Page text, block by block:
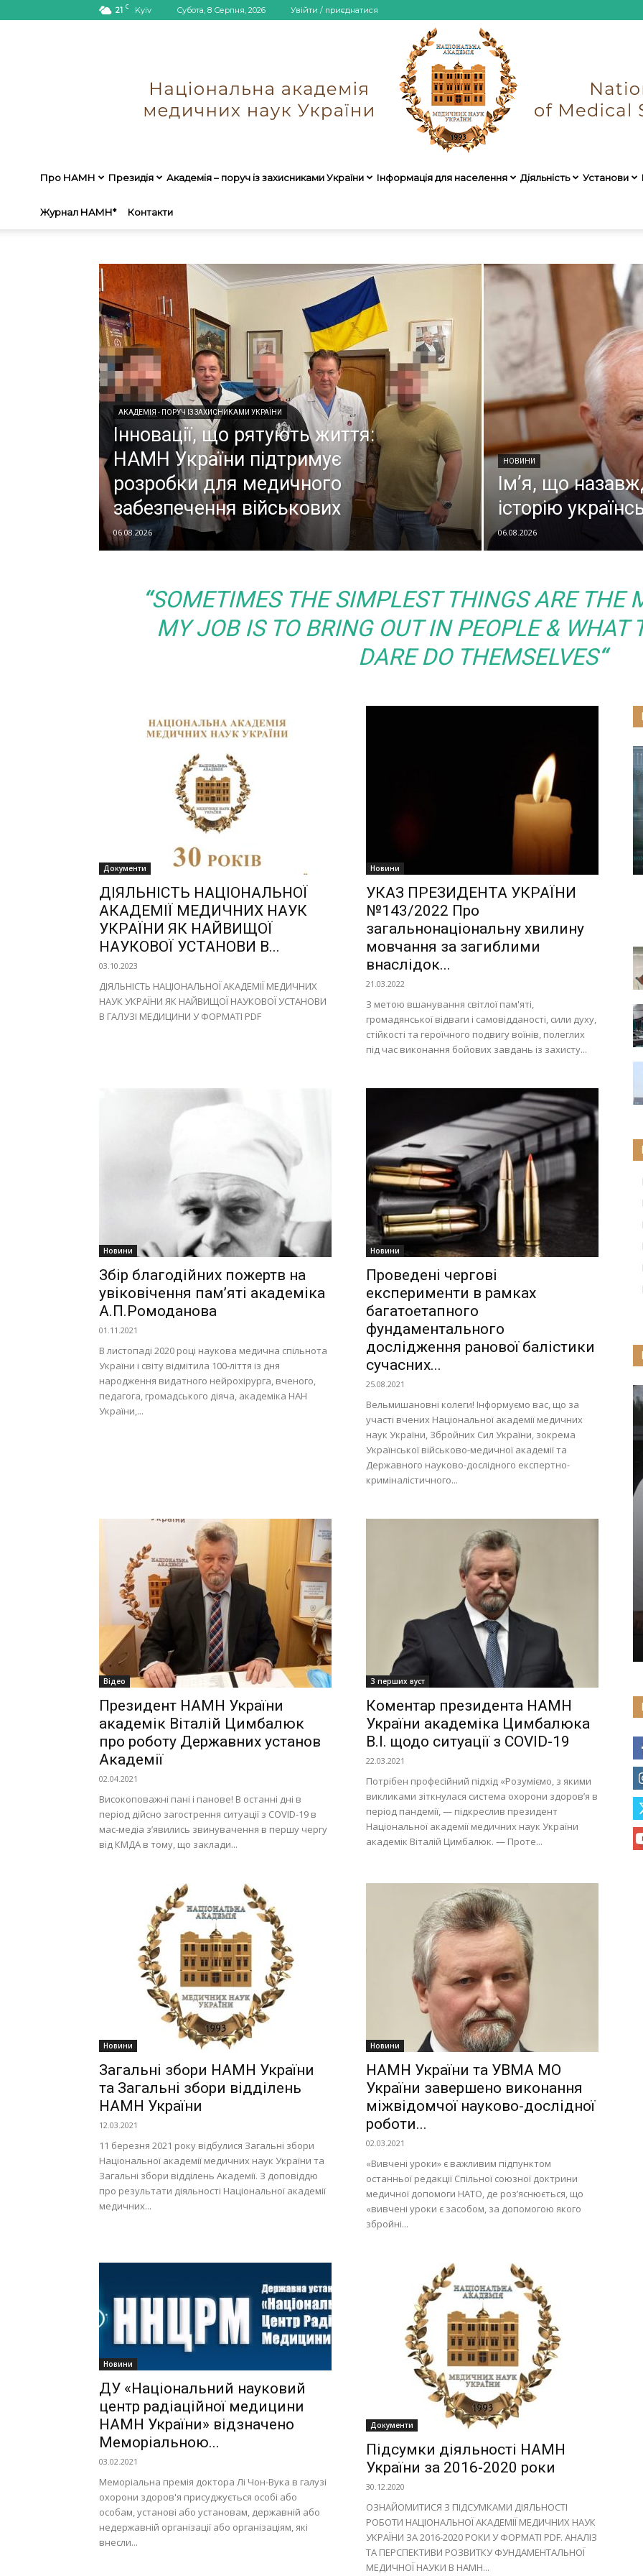
21 C Kyiv Субота, 8 Серпня, 2026 Увійти / приєднатися
Про НАМН Президія Академія – поруч із захисниками України Інформація для населення Діяльність Установи
Журнал НАМН* Контакти
АКАДЕМІЯ - ПОРУЧ ІЗ ЗАХИСНИКАМИ УКРАЇНИ
Інновації, що рятують життя:
НАМН України підтримує
розробки для медичного
забезпечення військових
06.08.2026
НОВИНИ
Ім’я, що
історію
06.08.2026
“SOMETIMES THE SIMPLEST THINGS ARE THE
MY JOB IS TO BRING OUT IN PEOPLE & WHAT
DARE DO THEMSELVES“
Документи
ДІЯЛЬНІСТЬ НАЦІОНАЛЬНОЇ
АКАДЕМІЇ МЕДИЧНИХ НАУК
УКРАЇНИ ЯК НАЙВИЩОЇ
НАУКОВОЇ УСТАНОВИ В...
03.10.2023
ДІЯЛЬНІСТЬ НАЦІОНАЛЬНОЇ АКАДЕМІЇ МЕДИЧНИХ
НАУК УКРАЇНИ ЯК НАЙВИЩОЇ НАУКОВОЇ УСТАНОВИ
В ГАЛУЗІ МЕДИЦИНИ У ФОРМАТІ PDF
Новини
УКАЗ ПРЕЗИДЕНТА УКРАЇНИ
№143/2022 Про
загальнонаціональну хвилину
мовчання за загиблими
внаслідок...
21.03.2022
З метою вшанування світлої пам'яті,
громадянської відваги і самовідданості, сили духу,
стійкості та героїчного подвигу воїнів, полеглих
під час виконання бойових завдань із захисту...
Новини
Збір благодійних пожертв на
увіковічення пам’яті академіка
А.П.Ромоданова
01.11.2021
В листопаді 2020 році наукова медична спільнота
України і світу відмітила 100-ліття із дня
народження видатного нейрохірурга, вченого,
педагога, громадського діяча, академіка НАН
України,...
Новини
Проведені чергові
експерименти в рамках
багатоетапного
фундаментального
дослідження ранової балістики
сучасних...
25.08.2021
Вельмишановні колеги! Інформуємо вас, що за
участі вчених Національної академії медичних
наук України, Збройних Сил України, зокрема
Української військово-медичної академії та
Державного науково-дослідного експертно-
криміналістичного...
Відео
Президент НАМН України
академік Віталій Цимбалюк
про роботу Державних установ
Академії
02.04.2021
Високоповажні пані і панове! В останні дні в
період дійсно загострення ситуації з COVID-19 в
мас-медіа з’явились звинувачення в першу чергу
від КМДА в тому, що заклади...
З перших вуст
Коментар президента НАМН
України академіка Цимбалюка
В.І. щодо ситуації з COVID-19
22.03.2021
Потрібен професійний підхід «Розуміємо, з якими
викликами зіткнулася система охорони здоров’я в
період пандемії, — підкреслив президент
Національної академії медичних наук України
академік Віталій Цимбалюк. — Проте...
Новини
Загальні збори НАМН України
та Загальні збори відділень
НАМН України
12.03.2021
11 березня 2021 року відбулися Загальні збори
Національної академії медичних наук України та
Загальні збори відділень Академії. З доповіддю
про результати діяльності Національної академії
медичних...
Новини
НАМН України та УВМА МО
України завершено виконання
міжвідомчої науково-дослідної
роботи...
02.03.2021
«Вивчені уроки» є важливим підпунктом
останньої редакції Спільної союзної доктрини
медичної допомоги НАТО, де роз’яснюється, що
«вивчені уроки є засобом, за допомогою якого
збройні...
Новини
ДУ «Національний науковий
центр радіаційної медицини
НАМН України» відзначено
Меморіальною...
03.02.2021
Меморіальна премія доктора Лі Чон-Вука в галузі
охорони здоров'я присуджується особі або
особам, установі або установам, державній або
недержавній організації або організаціям, які
внесли...
Документи
Підсумки діяльності НАМН
України за 2016-2020 роки
30.12.2020
ОЗНАЙОМИТИСЯ З ПІДСУМКАМИ ДІЯЛЬНОСТІ
РОБОТИ НАЦІОНАЛЬНОЇ АКАДЕМІЇ МЕДИЧНИХ НАУК
УКРАЇНИ ЗА 2016-2020 РОКИ У ФОРМАТІ PDF. АНАЛІЗ
ТА ПЕРСПЕКТИВИ РОЗВИТКУ ФУНДАМЕНТАЛЬНОЇ
МЕДИЧНОЇ НАУКИ В НАМН...